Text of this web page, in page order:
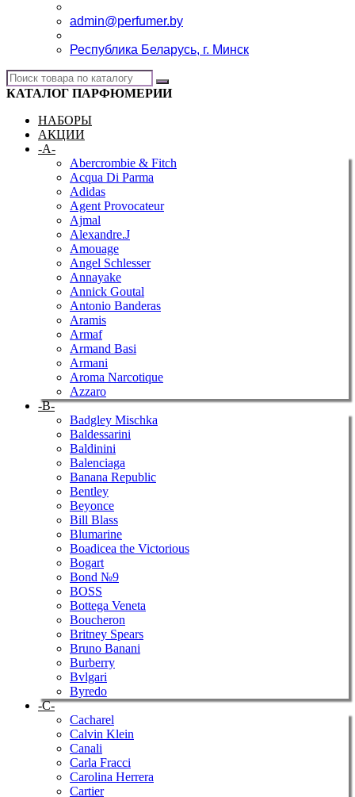
admin@perfumer.by
Республика Беларусь, г. Минск
КАТАЛОГ ПАРФЮМЕРИИ
НАБОРЫ
АКЦИИ
-A-
Abercrombie & Fitch
Acqua Di Parma
Adidas
Agent Provocateur
Ajmal
Alexandre.J
Amouage
Angel Schlesser
Annayake
Annick Goutal
Antonio Banderas
Aramis
Armaf
Armand Basi
Armani
Aroma Narcotique
Azzaro
-B-
Badgley Mischka
Baldessarini
Baldinini
Balenciaga
Banana Republic
Bentley
Beyonce
Bill Blass
Blumarine
Boadicea the Victorious
Bogart
Bond №9
BOSS
Bottega Veneta
Boucheron
Britney Spears
Bruno Banani
Burberry
Bvlgari
Byredo
-C-
Cacharel
Calvin Klein
Canali
Carla Fracci
Carolina Herrera
Cartier